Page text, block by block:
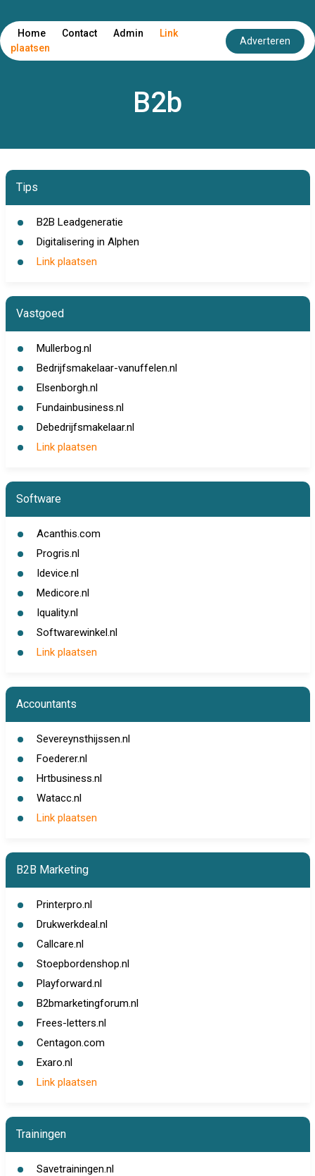
Home Contact Admin
Link
plaatsen
Adverteren
B2b
Tips
B2B Leadgeneratie
Digitalisering in Alphen
Link plaatsen
Vastgoed
Mullerbog.nl
Bedrijfsmakelaar-vanuffelen.nl
Elsenborgh.nl
Fundainbusiness.nl
Debedrijfsmakelaar.nl
Link plaatsen
Software
Acanthis.com
Progris.nl
Idevice.nl
Medicore.nl
Iquality.nl
Softwarewinkel.nl
Link plaatsen
Accountants
Severeynsthijssen.nl
Foederer.nl
Hrtbusiness.nl
Watacc.nl
Link plaatsen
B2B Marketing
Printerpro.nl
Drukwerkdeal.nl
Callcare.nl
Stoepbordenshop.nl
Playforward.nl
B2bmarketingforum.nl
Frees-letters.nl
Centagon.com
Exaro.nl
Link plaatsen
Trainingen
Savetrainingen.nl